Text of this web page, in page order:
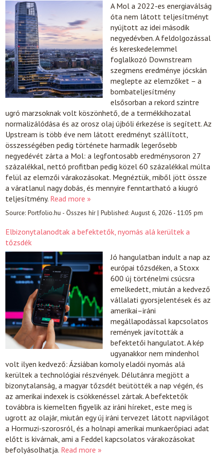
A Mol a 2022-es energiaválság
óta nem látott teljesítményt
nyújtott az idei második
negyedévben. A feldolgozással
és kereskedelemmel
foglalkozó Downstream
szegmens eredménye jócskán
meglepte az elemzőket – a
bombateljesítmény
elsősorban a rekord szintre
ugró marzsoknak volt köszönhető, de a termékkihozatal
normalizálódása és az orosz olaj újbóli érkezése is segített. Az
Upstream is több éve nem látott eredményt szállított,
összességében pedig története harmadik legerősebb
negyedévét zárta a Mol: a legfontosabb eredménysoron 27
százalékkal, nettó profitban pedig közel 60 százalékkal múlta
felül az elemzői várakozásokat. Megnéztük, miből jött össze
a váratlanul nagy dobás, és mennyire fenntartható a kiugró
teljesítmény. Read more »
Source:Portfolio.hu - Összes hír|Published:August 6, 2026 - 11:05 pm
Elbizonytalanodtak a befektetők, nyomás alá kerültek a
tőzsdék
Jó hangulatban indult a nap az
európai tőzsdéken, a Stoxx
600 új történelmi csúcsra
emelkedett, miután a kedvező
vállalati gyorsjelentések és az
amerikai–iráni
megállapodással kapcsolatos
remények javították a
befektetői hangulatot. A kép
ugyanakkor nem mindenhol
volt ilyen kedvező: Ázsiában komoly eladói nyomás alá
kerültek a technológiai részvények. Délutánra megjött a
bizonytalanság, a magyar tőzsdét beütötték a nap végén, és
az amerikai indexek is csökkenéssel zártak. A befektetők
továbbra is kiemelten figyelik az iráni híreket, este meg is
ugrott az olajár, miután egy új iráni tervezet látott napvilágot
a Hormuzi-szorosról, és a holnapi amerikai munkaerőpiaci adat
előtt is kivárnak, ami a Feddel kapcsolatos várakozásokat
befolyásolhatja. Read more »